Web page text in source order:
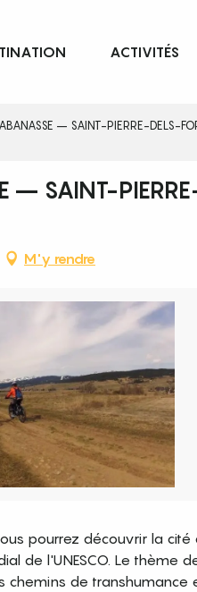
ACTIVITÉS
– SAINT-PIERRE-DELS-
– SAINT-
M'y rendre
pourrez découvrir la
de l'UNESCO. Le thème
chemins de transhumance